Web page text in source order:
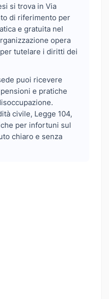
si trova in Via
di riferimento per
e gratuita nel
opera
tutelare i diritti dei
puoi ricevere
e pratiche
civile, Legge 104,
per infortuni sul
chiaro e senza